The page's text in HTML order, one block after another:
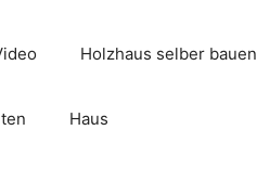
Holzhaus selber bauen
Haus